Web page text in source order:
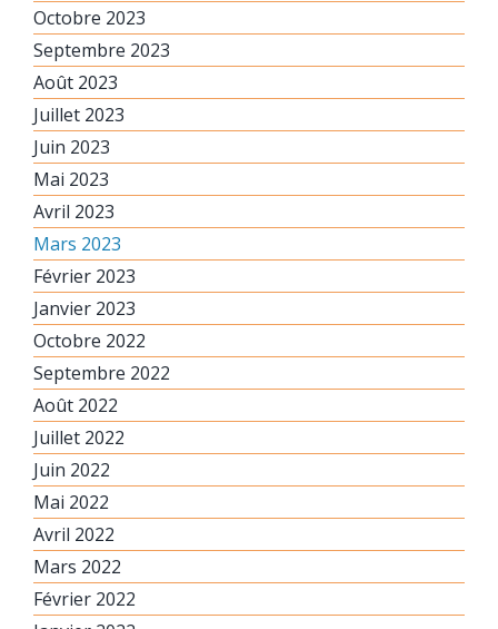
Octobre 2023
Septembre 2023
Août 2023
Juillet 2023
Juin 2023
Mai 2023
Avril 2023
Mars 2023
Février 2023
Janvier 2023
Octobre 2022
Septembre 2022
Août 2022
Juillet 2022
Juin 2022
Mai 2022
Avril 2022
Mars 2022
Février 2022